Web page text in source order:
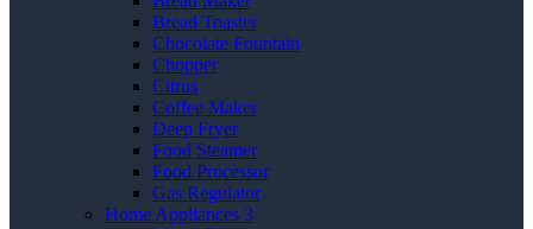
Bread Toaster
Chocolate Fountain
Chopper
Citrus
Coffee Maker
Deep Fryer
Food Steamer
Food Processor
Gas Regulator
Home Appliances 3